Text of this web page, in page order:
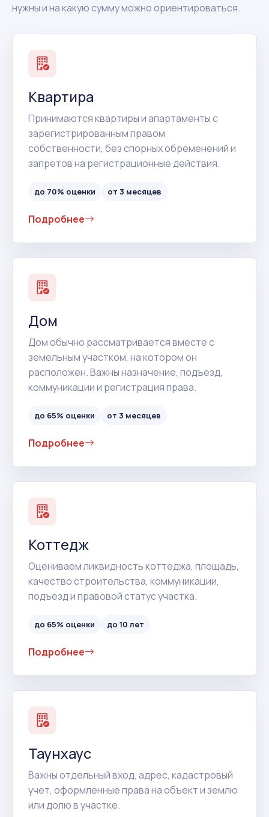
нужны и на какую сумму можно ориентироваться.
Квартира
Принимаются квартиры и апартаменты с
зарегистрированным правом
собственности, без спорных обременений и
запретов на регистрационные действия.
до 70% оценки от 3 месяцев
Подробнее
Дом
Дом обычно рассматривается вместе с
земельным участком, на котором он
расположен. Важны назначение, подъезд,
коммуникации и регистрация права.
до 65% оценки от 3 месяцев
Подробнее
Коттедж
Оцениваем ликвидность коттеджа, площадь,
качество строительства, коммуникации,
подъезд и правовой статус участка.
до 65% оценки до 10 лет
Подробнее
Таунхаус
Важны отдельный вход, адрес, кадастровый
учет, оформленные права на объект и землю
или долю в участке.